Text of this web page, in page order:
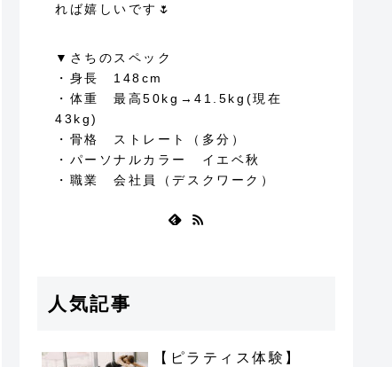
れば嬉しいです🌷
▼さちのスペック
・身長 148cm
・体重 最高50kg→41.5kg(現在
43kg)
・骨格 ストレート（多分）
・パーソナルカラー イエベ秋
・職業 会社員（デスクワーク）
人気記事
【ピラティス体験】